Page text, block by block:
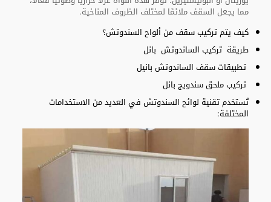
مما يجعل السقف ملائمًا لمختلف الظروف المناخية.
كيف يتم تركيب سقف من ألواح السندوتش؟
طريقة تركيب الساندوتش بانل
تطبيقات سقف الساندوتش بانيل
تركيب ملحق سندويج بانل
تُستخدم تقنية لوائح السندوتش في العديد من الاستخدامات
المختلفة: